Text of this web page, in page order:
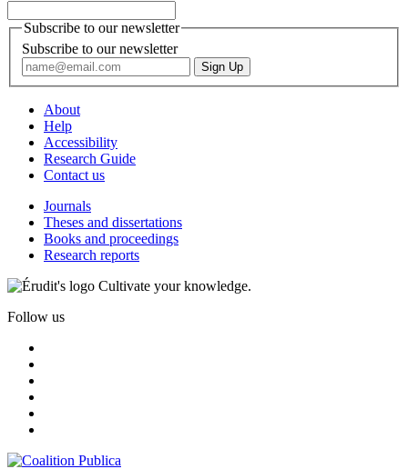
Subscribe to our newsletter
Subscribe to our newsletter
About
Help
Accessibility
Research Guide
Contact us
Journals
Theses and dissertations
Books and proceedings
Research reports
Cultivate your knowledge.
Follow us